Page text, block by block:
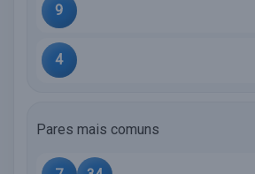
9
4
Pares mais comuns